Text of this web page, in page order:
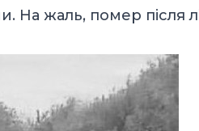
На жаль, помер після